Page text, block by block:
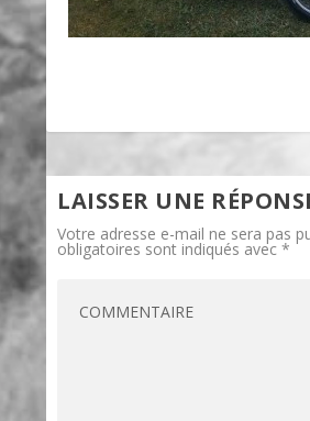
LAISSER UNE
Votre adresse e-mail ne sera pas
obligatoires sont indiqués avec*